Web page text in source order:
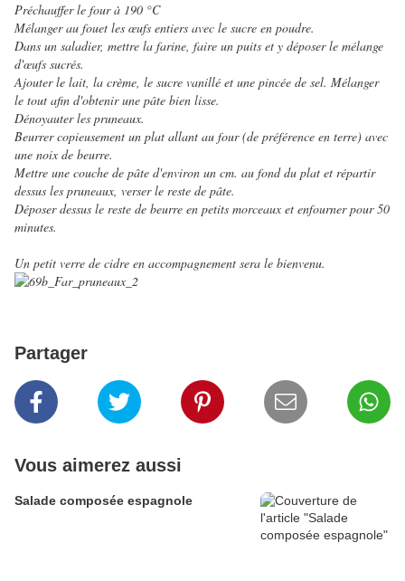
Préchauffer le four à 190 °C
Mélanger au fouet les œufs entiers avec le sucre en poudre.
Dans un saladier, mettre la farine, faire un puits et y déposer le mélange
d'œufs sucrés.
Ajouter le lait, la crème, le sucre vanillé et une pincée de sel. Mélanger
le tout afin d'obtenir une pâte bien lisse.
Dénoyauter les pruneaux.
Beurrer copieusement un plat allant au four (de préférence en terre) avec
une noix de beurre.
Mettre une couche de pâte d'environ un cm. au fond du plat et répartir
dessus les pruneaux, verser le reste de pâte.
Déposer dessus le reste de beurre en petits morceaux et enfourner pour 50
minutes.
Un petit verre de cidre en accompagnement sera le bienvenu.
Partager
Vous aimerez aussi
Salade composée espagnole